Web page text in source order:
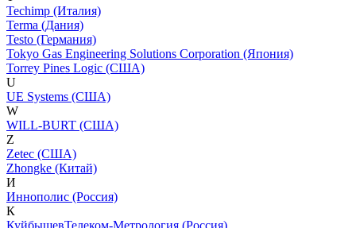
Techimp (Италия)
Terma (Дания)
Testo (Германия)
Tokyo Gas Engineering Solutions Corporation (Япония)
Torrey Pines Logic (США)
U
UE Systems (США)
W
WILL-BURT (США)
Z
Zetec (США)
Zhongke (Китай)
И
Иннополис (Россия)
К
КуйбышевТелеком-Метрология (Россия)